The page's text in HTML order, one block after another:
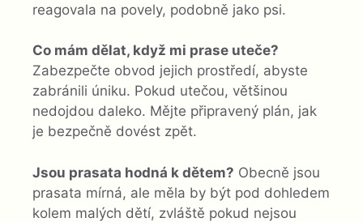
reagovala na povely, podobně jako psi.
Co mám dělat, když mi prase uteče?
Zabezpečte obvod jejich prostředí, abyste
zabránili úniku. Pokud utečou, většinou
nedojdou daleko. Mějte připravený plán, jak
je bezpečně dovést zpět.
Jsou prasata hodná k dětem? Obecně jsou
prasata mírná, ale měla by být pod dohledem
kolem malých dětí, zvláště pokud nejsou